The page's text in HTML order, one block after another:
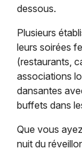
dessous.
Plusieurs
leurs soirées
(restaurants,
associations
dansantes
buffets dans
Que vous
nuit du